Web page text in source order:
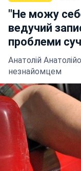
"Не можу
ведучий
проблеми
Анатолій
незнайомцем